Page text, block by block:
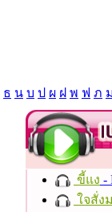
ธ น บ ป ผ ฝ พ ฟ ภ
ขี้แง -
ใจสั่ง